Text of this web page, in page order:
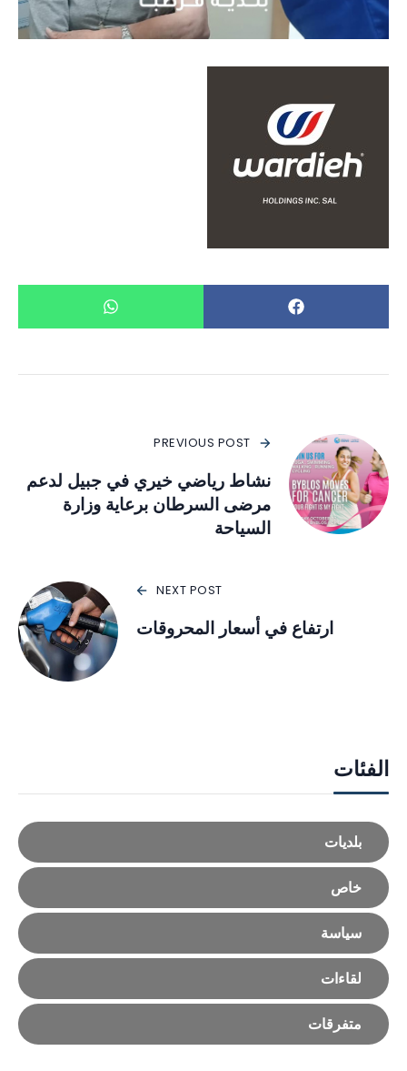
PREVIOUS POST
نشاط رياضي خيري في جبيل لدعم
مرضى السرطان برعاية وزارة
السياحة
NEXT POST
ارتفاع في أسعار المحروقات
الفئات
بلديات
خاص
سياسة
لقاءات
متفرقات